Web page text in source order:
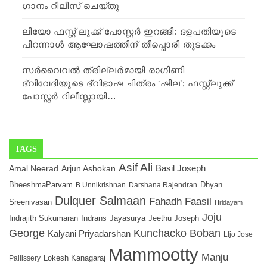
ഗാനം റിലീസ് ചെയ്തു
ലിയോ ഫസ്റ്റ് ലുക്ക് പോസ്റ്റർ ഇറങ്ങി: ദളപതിയുടെ
പിറന്നാൾ ആഘോഷത്തിന് തീപ്പൊരി തുടക്കം
സർവൈവൽ ത്രില്ലർമായി രാഗിണി
ദ്വിവേദിയുടെ ദ്വിഭാഷ ചിത്രം ‘ഷീല’; ഫസ്റ്റ്ലുക്ക്
പോസ്റ്റർ റിലീസ്സായി…
TAGS
Amal Neerad Arjun Ashokan Asif Ali Basil Joseph
BheeshmaParvam B Unnikrishnan Darshana Rajendran
Dhyan
Sreenivasan Dulquer Salmaan Fahadh Faasil Hridayam
Indrajith Sukumaran Indrans Jayasurya Jeethu Joseph Joju
George Kalyani Priyadarshan Kunchacko Boban LIjo Jose
Pallissery Lokesh Kanagaraj Mammootty Manju